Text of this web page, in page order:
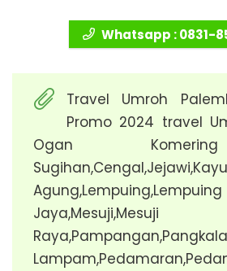
Whatsapp : 0831-
Travel Umroh
Promo 2024 travel
Ogan
Sugihan,Cengal,Jejawi,Kayu
Agung,Lempuing,Lempuing
Jaya,Mesuji,Mesuji